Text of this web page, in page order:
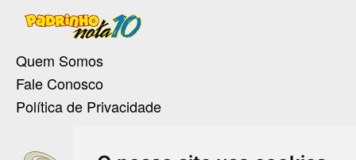
Quem Somos
Fale Conosco
Política de Privacidade